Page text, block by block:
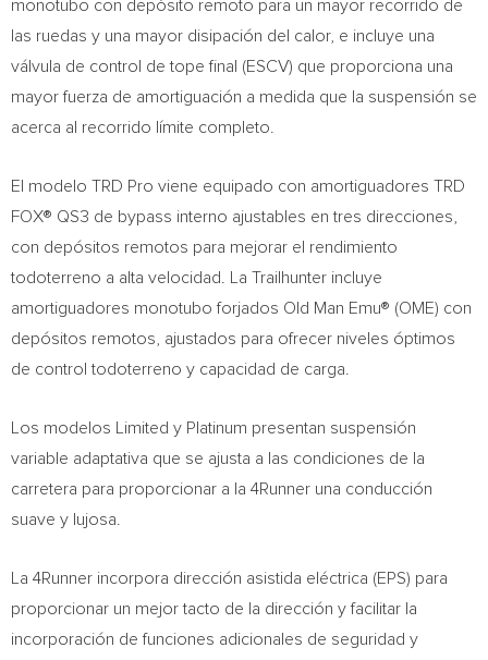
monotubo con depósito remoto para un mayor recorrido de
las ruedas y una mayor disipación del calor, e incluye una
válvula de control de tope final (ESCV) que proporciona una
mayor fuerza de amortiguación a medida que la suspensión se
acerca al recorrido límite completo.
El modelo TRD Pro viene equipado con amortiguadores TRD
FOX® QS3 de bypass interno ajustables en tres direcciones,
con depósitos remotos para mejorar el rendimiento
todoterreno a alta velocidad. La Trailhunter incluye
amortiguadores monotubo forjados Old Man Emu® (OME) con
depósitos remotos, ajustados para ofrecer niveles óptimos
de control todoterreno y capacidad de carga.
Los modelos Limited y Platinum presentan suspensión
variable adaptativa que se ajusta a las condiciones de la
carretera para proporcionar a la 4Runner una conducción
suave y lujosa.
La 4Runner incorpora dirección asistida eléctrica (EPS) para
proporcionar un mejor tacto de la dirección y facilitar la
incorporación de funciones adicionales de seguridad y